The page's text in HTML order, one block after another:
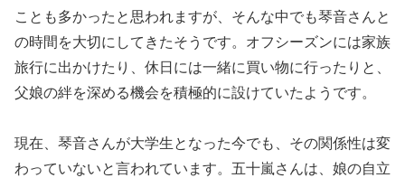
ことも多かったと思われますが、そんな中でも琴音さんと
の時間を大切にしてきたそうです。オフシーズンには家族
旅行に出かけたり、休日には一緒に買い物に行ったりと、
父娘の絆を深める機会を積極的に設けていたようです。
現在、琴音さんが大学生となった今でも、その関係性は変
わっていないと言われています。五十嵐さんは、娘の自立